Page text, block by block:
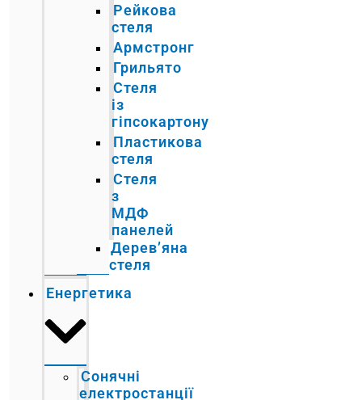
Рейкова
стеля
Армстронг
Грильято
Стеля
із
гіпсокартону
Пластикова
стеля
Стеля
з
МДФ
панелей
Дерев’яна
стеля
Енергетика
Сонячні
електростанції